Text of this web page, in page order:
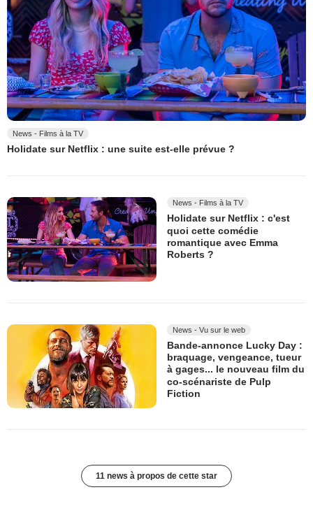
News - Films à la TV
Holidate sur Netflix : une suite est-elle prévue ?
News - Films à la TV
Holidate sur Netflix : c'est
quoi cette comédie
romantique avec Emma
Roberts ?
News - Vu sur le web
Bande-annonce Lucky Day :
braquage, vengeance, tueur
à gages... le nouveau film du
co-scénariste de Pulp
Fiction
11 news à propos de cette star